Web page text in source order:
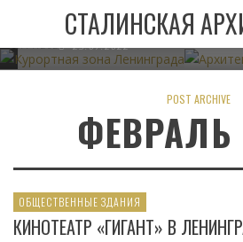
СТАЛИНСКАЯ
05.11.2022
ЛЕНИНГРАДА ПРИ
СТАЛИНЕ
23.07.2022
POST ARCHIVE
ФЕВРАЛЬ
ОБЩЕСТВЕННЫЕ ЗДАНИЯ
КИНОТЕАТР «ГИГАНТ» В